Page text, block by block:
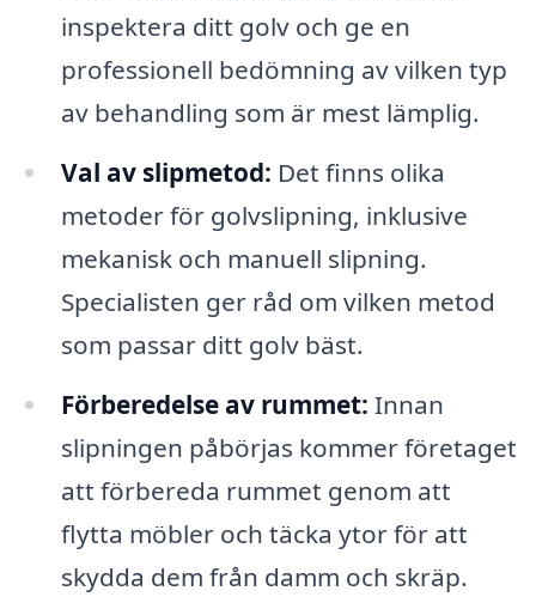
inspektera ditt golv och ge en
professionell bedömning av vilken typ
av behandling som är mest lämplig.
Val av slipmetod: Det finns olika
metoder för golvslipning, inklusive
mekanisk och manuell slipning.
Specialisten ger råd om vilken metod
som passar ditt golv bäst.
Förberedelse av rummet: Innan
slipningen påbörjas kommer företaget
att förbereda rummet genom att
flytta möbler och täcka ytor för att
skydda dem från damm och skräp.